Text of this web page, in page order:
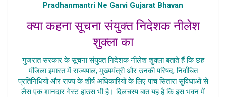
Pradhanmantri Ne Garvi Gujarat Bhavan
क्या कहना सूचना संयुक्त निदेशक नीलेश
शुक्ला का
गुजरात सरकार के सूचना संयुक्त निदेशक नीलेश शुक्ला बताते हैं कि छह
मंजिला इमारत में राज्यपाल, मुख्यमंत्री और उनकी परिषद, निर्वाचित
प्रतिनिधियों और राज्य के शीर्ष अधिकारियों के लिए पांच सितारा सुविधाओं से
लैस एक शानदार गेस्ट हाउस भी है। दिलचस्प बात यह है कि इस भवन में